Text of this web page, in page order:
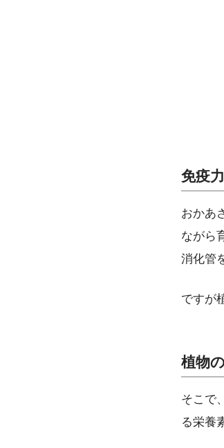
免疫
おかあ
ながら
消化管
ですが
植物
そこで
る栄養